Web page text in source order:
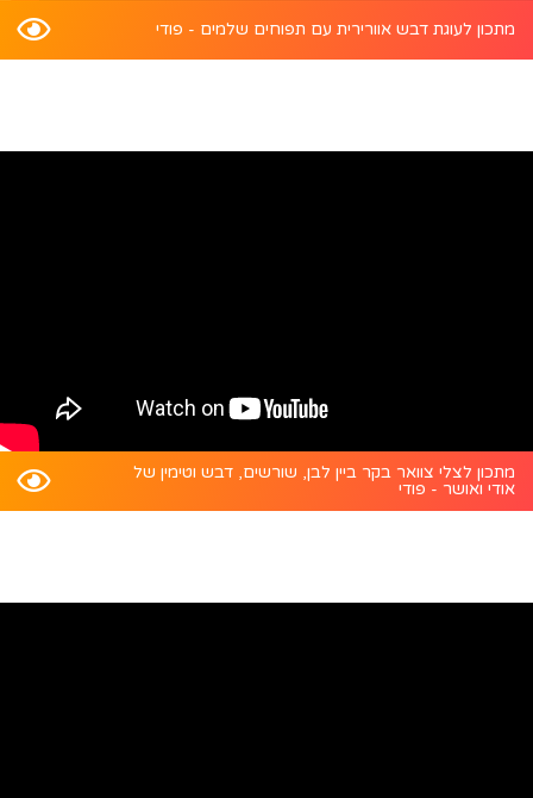
מתכון לעוגת דבש אוורירית עם תפוחים שלמים - פודי
מתכון לצלי צוואר בקר ביין לבן, שורשים, דבש וטימין של
אודי ואושר - פודי